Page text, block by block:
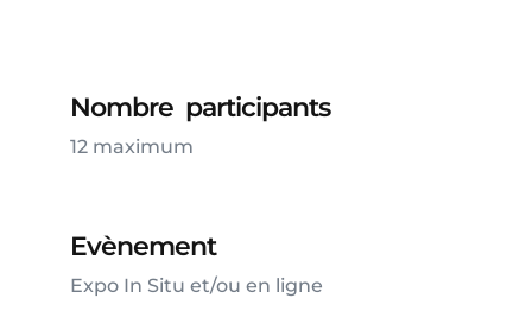
Nombre participants
12 maximum
Evènement
Expo In Situ et/ou en ligne